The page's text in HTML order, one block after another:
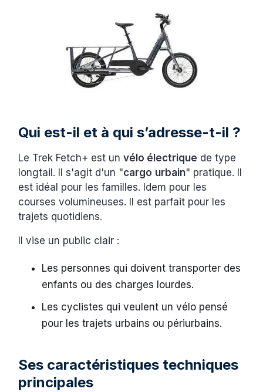
Qui est-il et à qui s’adresse-t-il ?
Le Trek Fetch+ est unvélo électrique de type
longtail. Il s'agit d'un "cargo urbain" pratique. Il
est idéal pour les familles. Idem pour les
courses volumineuses. Il est parfait pour les
trajets quotidiens.
Il vise un public clair :
Les personnes qui doivent transporter des
enfants ou des charges lourdes.
Les cyclistes qui veulent un vélo pensé
pour les trajets urbains ou périurbains.
Ses caractéristiques techniques
principales